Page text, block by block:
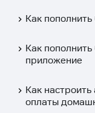
Как
Как
приложение
Как
оплаты